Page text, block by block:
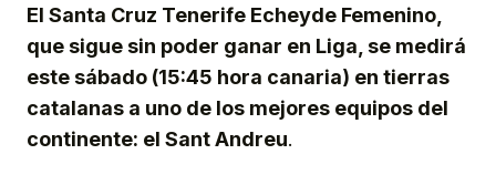
El Santa Cruz Tenerife Echeyde Femenino,
que sigue sin poder ganar en Liga, se medirá
este sábado (15:45 hora canaria) en tierras
catalanas a uno de los mejores equipos del
continente: el Sant Andreu.